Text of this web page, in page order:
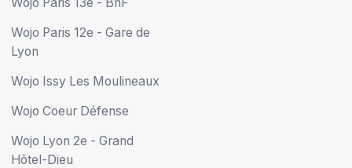
Wojo Paris 12e - Gare de
Lyon
Wojo Issy Les Moulineaux
Wojo Coeur Défense
Wojo Lyon 2e - Grand
Hôtel-Dieu